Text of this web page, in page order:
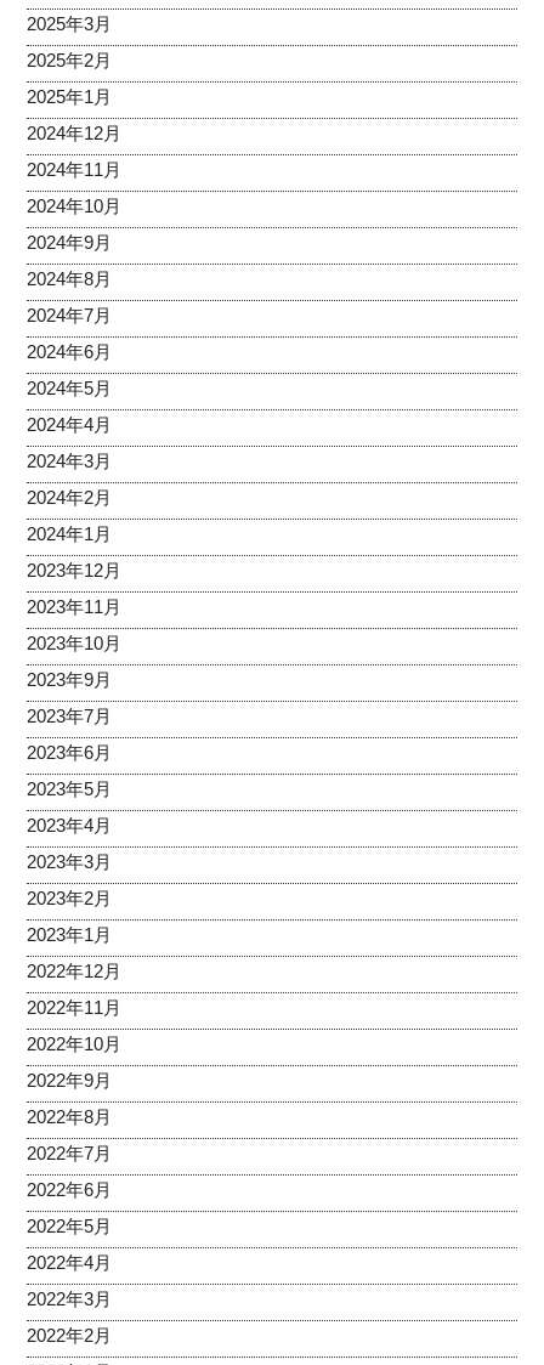
2025年3月
2025年2月
2025年1月
2024年12月
2024年11月
2024年10月
2024年9月
2024年8月
2024年7月
2024年6月
2024年5月
2024年4月
2024年3月
2024年2月
2024年1月
2023年12月
2023年11月
2023年10月
2023年9月
2023年7月
2023年6月
2023年5月
2023年4月
2023年3月
2023年2月
2023年1月
2022年12月
2022年11月
2022年10月
2022年9月
2022年8月
2022年7月
2022年6月
2022年5月
2022年4月
2022年3月
2022年2月